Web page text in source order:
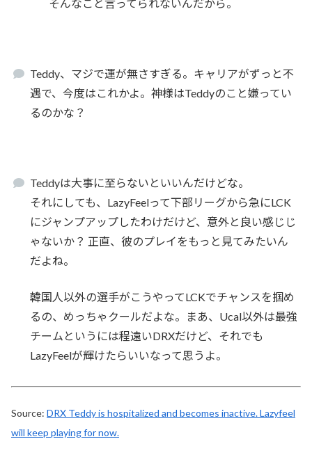
そんなこと言ってられないんだから。
Teddy、マジで運が無さすぎる。キャリアがずっと不
遇で、今度はこれかよ。神様はTeddyのこと嫌ってい
るのかな？
Teddyは大事に至らないといいんだけどな。
それにしても、LazyFeelって下部リーグから急にLCK
にジャンプアップしたわけだけど、意外と良い感じじ
ゃないか？ 正直、彼のプレイをもっと見てみたいん
だよね。
韓国人以外の選手がこうやってLCKでチャンスを掴め
るの、めっちゃクールだよな。まあ、Ucal以外は最強
チームというには程遠いDRXだけど、それでも
LazyFeelが輝けたらいいなって思うよ。
Source: DRX Teddy is hospitalized and becomes inactive. Lazyfeel
will keep playing for now.